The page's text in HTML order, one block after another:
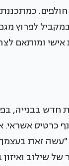
חולפים.
לפרוץ
ומותאם
חדש בבנייה,
כרטיס אשראי.
זאת בעצמך"
ואיזון